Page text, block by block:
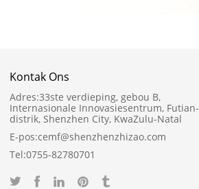
Kontak Ons
Adres:33ste verdieping, gebou B,
Internasionale Innovasiesentrum, Futian-
distrik, Shenzhen City, KwaZulu-Natal
E-pos:cemf@shenzhenzhizao.com
Tel:0755-82780701